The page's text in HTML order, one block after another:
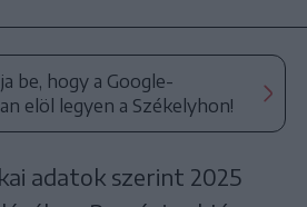
be, hogy a Google-
elöl legyen a Székelyhon!
adatok szerint 2025